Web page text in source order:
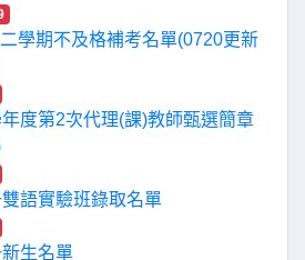
學期不及格補考名單(0720更新
度第2次代理(課)教師甄選簡章
語實驗班錄取名單
生名單